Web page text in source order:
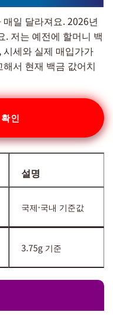
일 달라져요. 2026년
. 저는 예전에 할머니 백
세와 실제 매입가가
서 현재 백금 값어치
인
설명
국제·국내 기준값
3.75g 기준